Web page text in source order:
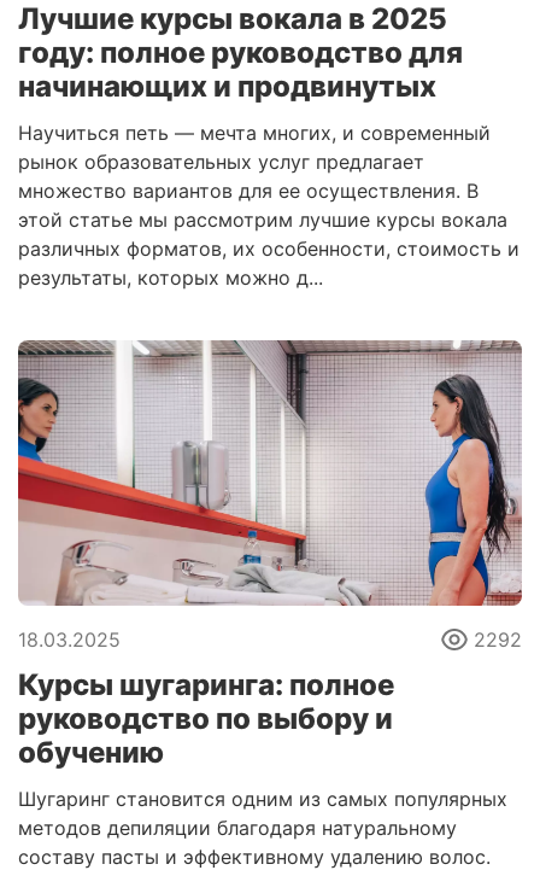
Лучшие курсы вокала в 2025
году: полное руководство для
начинающих и продвинутых
Научиться петь — мечта многих, и современный
рынок образовательных услуг предлагает
множество вариантов для ее осуществления. В
этой статье мы рассмотрим лучшие курсы вокала
различных форматов, их особенности, стоимость и
результаты, которых можно д...
18.03.2025 2292
Курсы шугаринга: полное
руководство по выбору и
обучению
Шугаринг становится одним из самых популярных
методов депиляции благодаря натуральному
составу пасты и эффективному удалению волос.